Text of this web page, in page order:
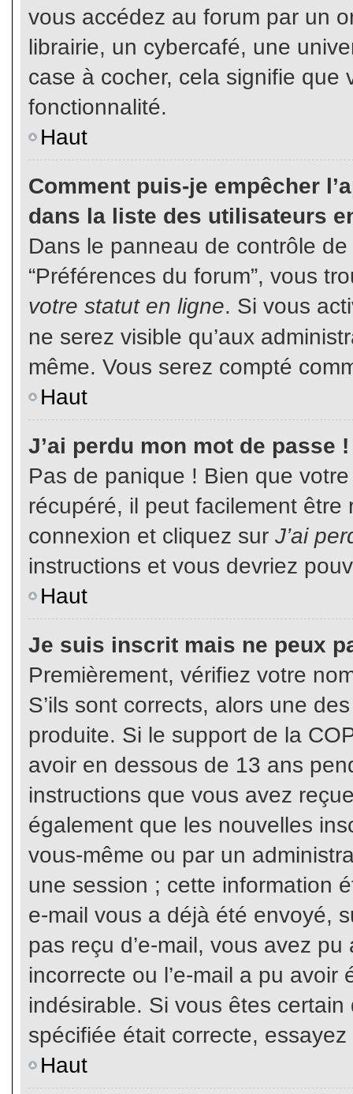
vous accédez au forum par un
librairie, un cybercafé, une
case à cocher, cela signifie que
fonctionnalité.
Haut
Comment puis-je empêcher
dans la liste des utilisateurs
Dans le panneau de contrôle
“Préférences du forum”, vous
votre statut en ligne. Si vous
ne serez visible qu’aux
même. Vous serez compté
Haut
J’ai perdu mon mot de passe !
Pas de panique ! Bien que
récupéré, il peut facilement
connexion et cliquez sur J’ai
instructions et vous devriez
Haut
Je suis inscrit mais ne peux
Premièrement, vérifiez votre
S’ils sont corrects, alors une
produite. Si le support de la
avoir en dessous de 13 ans
instructions que vous avez
également que les nouvelles
vous-même ou par un
une session ; cette information
e-mail vous a déjà été envoyé,
pas reçu d’e-mail, vous avez
incorrecte ou l’e-mail a pu
indésirable. Si vous êtes
spécifiée était correcte,
Haut